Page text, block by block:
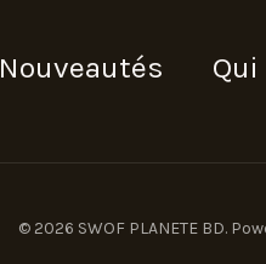
Nouveautés
© 2026 SWOF PLANETE BD.